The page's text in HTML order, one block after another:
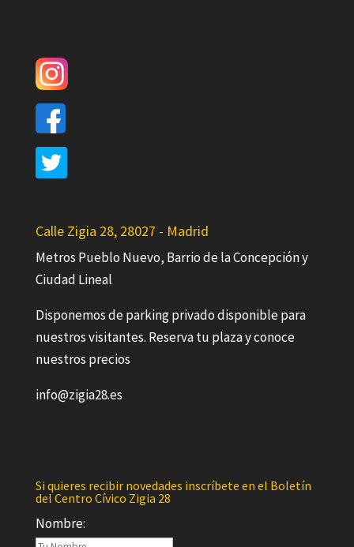
Calle Zigia 28, 28027 - Madrid
Metros Pueblo Nuevo, Barrio de la Concepción y
Ciudad Lineal
Disponemos de parking privado disponible para
nuestros visitantes. Reserva tu plaza y conoce
nuestros precios
info@zigia28.es
Si quieres recibir novedades inscríbete en el Boletín
del Centro Cívico Zigia 28
Nombre: